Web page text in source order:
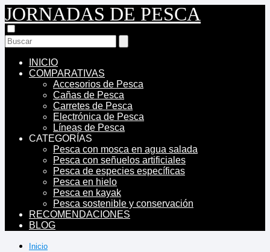
JORNADAS DE PESCA
INICIO
COMPARATIVAS
Accesorios de Pesca
Cañas de Pesca
Carretes de Pesca
Electrónica de Pesca
Líneas de Pesca
CATEGORÍAS
Pesca con mosca en agua salada
Pesca con señuelos artificiales
Pesca de especies específicas
Pesca en hielo
Pesca en kayak
Pesca sostenible y conservación
RECOMENDACIONES
BLOG
Inicio